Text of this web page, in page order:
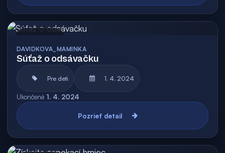
DAVIDKOVA_MAMINKA
Súťaž o odsávačku
Pre deti 1. 4. 2024
Ukončené 1. 4. 2024
Pozrieť detail